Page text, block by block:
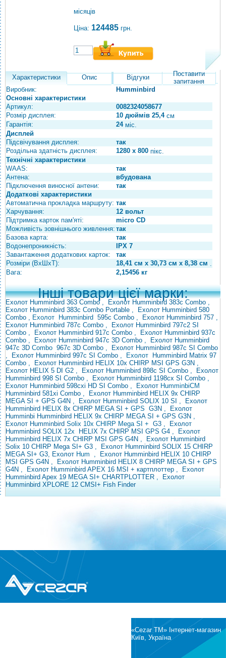
місяців
Ціна: 124485 грн.
Характеристики Опис Відгуки
Поставити
запитання
Виробник:
Humminbird
Основні характеристики
Артикул:
0082324058677
Розмір дисплея:
10 дюймів 25,4см
Гарантія:
24міс.
Дисплей
Підсвічування дисплея:
так
Роздільна здатність дисплея:
1280 x 800 пікс.
Технічні характеристики
WAAS:
так
Антена:
вбудована
Підключення виносної антени:
так
Додаткові характеристики
Автоматична прокладка маршруту: так
Харчування:
12 вольт
Підтримка карток пам'яті:
micro CD
Можливість зовнішнього живлення: так
Базова карта:
так
Водонепроникність:
IPX 7
Завантаження додаткових карток:
так
Розміри (ВхШхТ):
18,41 см x 30,73 см x 8,38 см .
Вага:
2,15456 кг
Інші товари цієї марки:
Ехолот Humminbird 363 Combo , Ехолот Humminbird 383с Combo ,
Ехолот Humminbird 383с Combo Portable ,
Ехолот Humminbird 580
Combo , Ехолот Humminbird 595с Combo , Ехолот Humminbird 757 ,
Ехолот Humminbird 787с Combo ,
Ехолот Humminbird 797с2 SI
Combo , Ехолот Humminbird 917с Combo ,
Ехолот Humminbird 937с
Combo , Ехолот Humminbird 947с 3D Combo , Ехолот Humminbird
947с 3D Combo 967с 3D Combo ,
Ехолот Humminbird 987с SI Combo
,
Ехолот Humminbird 997с SI Combo , Ехолот
Humminbird Matrix 97
Combo , Ехолот Humminbird HELIX 10x CHIRP MSI GPS G3N ,
Ехолот HELIX 5 DI G2 , Ехолот Humminbird 898c SI Combo ,
Ехолот
Humminbird 998 SI Combo , Ехолот Humminbird 1198cx SI Combo ,
Ехолот Humminbird 598cxi HD SI Combo , Ехолот HumminbiCM
Humminbird 581xi Combo ,
Ехолот Humminbird HELIX 9x CHIRP
MEGA SI + GPS G4N , Ехолот Humminbird SOLIX 10 SI ,
Ехолот
Humminbird HELIX 8x CHIRP MEGA SI + GPS G3N ,
Ехолот
Humminbi Humminbird HELIX 9x CHIRP MEGA SI + GPS G3N ,
Ехолот Humminbird Solix 10x CHIRP Mega SI + G3 ,
Ехолот
Humminbird SOLIX 12x HELIX 7x CHIRP MSI GPS G4 ,
Ехолот
Humminbird HELIX 7x CHIRP MSI GPS G4N ,
Ехолот Humminbird
Solix 10 CHIRP Mega SI+ G3 , Ехолот Humminbird SOLIX 15 CHIRP
MEGA SI+ G3, Ехолот Hum ,
Ехолот Humminbird HELIX 10 CHIRP
MSI GPS G4N ,
Ехолот Humminbird HELIX 8 CHIRP MEGA SI + GPS
G4N , Ехолот Humminbird APEX 16 MSI + картплоттер ,
Ехолот
Humminbird Apex 19 MEGA SI+ CHARTPLOTTER ,
Ехолот
Humminbird XPLORE 12 CMSI+ Fish Finder
®
«Cezar TM» Інтернет-магазин
Київ, Україна